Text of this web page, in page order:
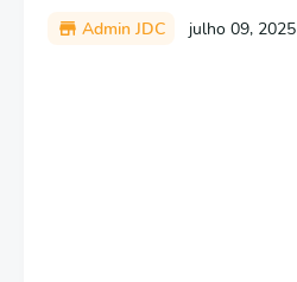
Admin JDC julho 09, 2025